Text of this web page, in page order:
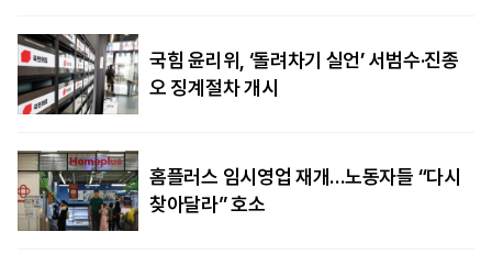
국힘 윤리위, ‘돌려차기 실언’ 서범수·진종
오 징계절차 개시
홈플러스 임시영업 재개…노동자들 “다시
찾아달라” 호소